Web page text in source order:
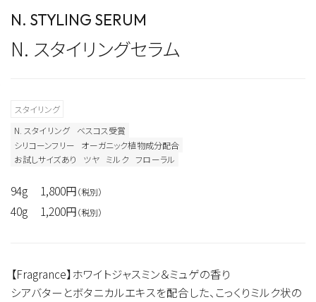
N. STYLING SERUM
N. スタイリングセラム
スタイリング
N. スタイリング
ベスコス受賞
シリコーンフリー
オーガニック植物成分配合
お試しサイズあり
ツヤ ミルク フローラル
94g 1,800円（税別）
40g 1,200円（税別）
【Fragrance】ホワイトジャスミン＆ミュゲの香り
シアバターとボタニカルエキスを配合した、こっくりミルク状の